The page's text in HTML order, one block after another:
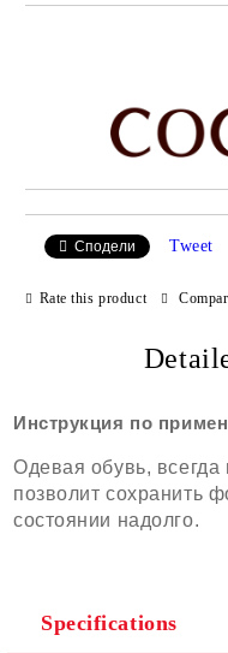
Сподели Tweet
Rate this product
Инструкция по
Одевая обувь, всегда
позволит сохранить
состоянии надолго.
Specifications